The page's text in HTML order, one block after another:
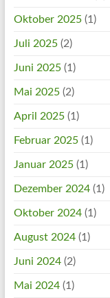
Oktober 2025(1)
Juli 2025(2)
Juni 2025(1)
Mai 2025(2)
April 2025(1)
Februar 2025(1)
Januar 2025(1)
Dezember 2024(1)
Oktober 2024(1)
August 2024(1)
Juni 2024(2)
Mai 2024(1)